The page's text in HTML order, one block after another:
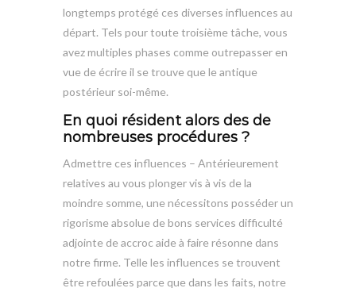
longtemps protégé ces diverses influences au
départ. Tels pour toute troisième tâche, vous
avez multiples phases comme outrepasser en
vue de écrire il se trouve que le antique
postérieur soi-même.
En quoi résident alors des de
nombreuses procédures ?
Admettre ces influences – Antérieurement
relatives au vous plonger vis à vis de la
moindre somme, une nécessitons posséder un
rigorisme absolue de bons services difficulté
adjointe de accroc aide à faire résonne dans
notre firme. Telle les influences se trouvent
être refoulées parce que dans les faits, notre